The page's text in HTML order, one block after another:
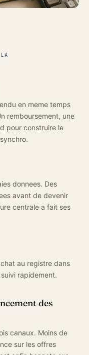
en meme temps
remboursement, une
pour construire le
donnees. Des
avant de devenir
centrale a fait ses
au registre dans
rapidement.
des
canaux. Moins de
sur les offres